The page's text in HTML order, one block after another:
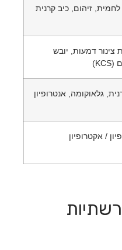
כיב קרנית
יובש
אנטרופיון